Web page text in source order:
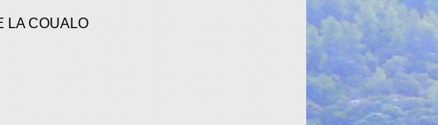
LA COUALO